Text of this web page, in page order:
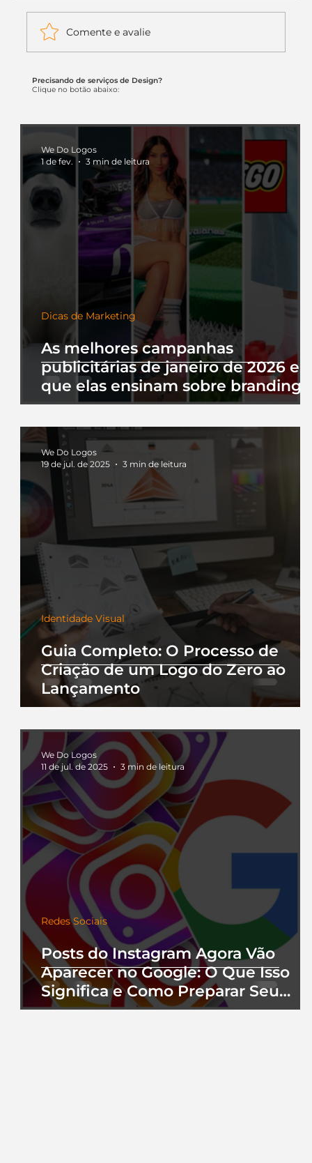
Precisando de serviços de Design?
Clique no botão abaixo:
As melhores campanhas
publicitárias de janeiro de 2026 e
que elas ensinam sobre branding
Dicas de Marketing
We Do Logos
1 de fev.
3 min de leitura
Guia Completo: O Processo de
Criação de um Logo do Zero ao
Lançamento
Identidade Visual
We Do Logos
19 de jul. de 2025
3 min de leitura
Posts do Instagram Agora Vão
Aparecer no Google: O Que Isso
Significa e Como Preparar Seu
Perfil
Redes Sociais
We Do Logos
11 de jul. de 2025
3 min de leitura
Itaú muda apenas duas letras da
começou.
Comente e avalie